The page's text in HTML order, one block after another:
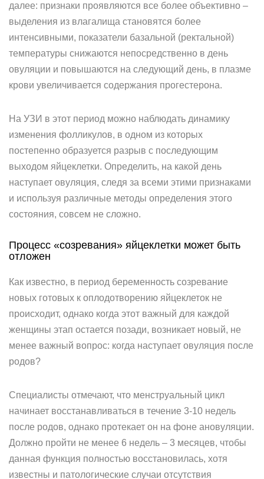
далее: признаки проявляются все более объективно –
выделения из влагалища становятся более
интенсивными, показатели базальной (ректальной)
температуры снижаются непосредственно в день
овуляции и повышаются на следующий день, в плазме
крови увеличивается содержания прогестерона.
На УЗИ в этот период можно наблюдать динамику
изменения фолликулов, в одном из которых
постепенно образуется разрыв с последующим
выходом яйцеклетки. Определить, на какой день
наступает овуляция, следя за всеми этими признаками
и используя различные методы определения этого
состояния, совсем не сложно.
Процесс «созревания» яйцеклетки может быть
отложен
Как известно, в период беременность созревание
новых готовых к оплодотворению яйцеклеток не
происходит, однако когда этот важный для каждой
женщины этап остается позади, возникает новый, не
менее важный вопрос: когда наступает овуляция после
родов?
Специалисты отмечают, что менструальный цикл
начинает восстанавливаться в течение 3-10 недель
после родов, однако протекает он на фоне ановуляции.
Должно пройти не менее 6 недель – 3 месяцев, чтобы
данная функция полностью восстановилась, хотя
известны и патологические случаи отсутствия